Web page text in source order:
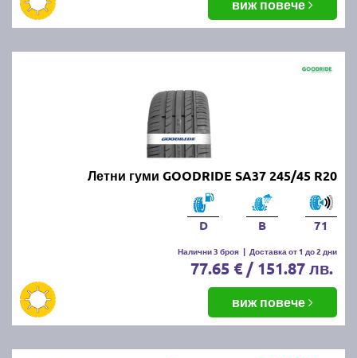
виж повече
Летни гуми GOODRIDE SA37 245/45 R20
D B 71
Налични 3 броя | Доставка от 1 до 2 дни
77.65 € / 151.87 лв.
виж повече